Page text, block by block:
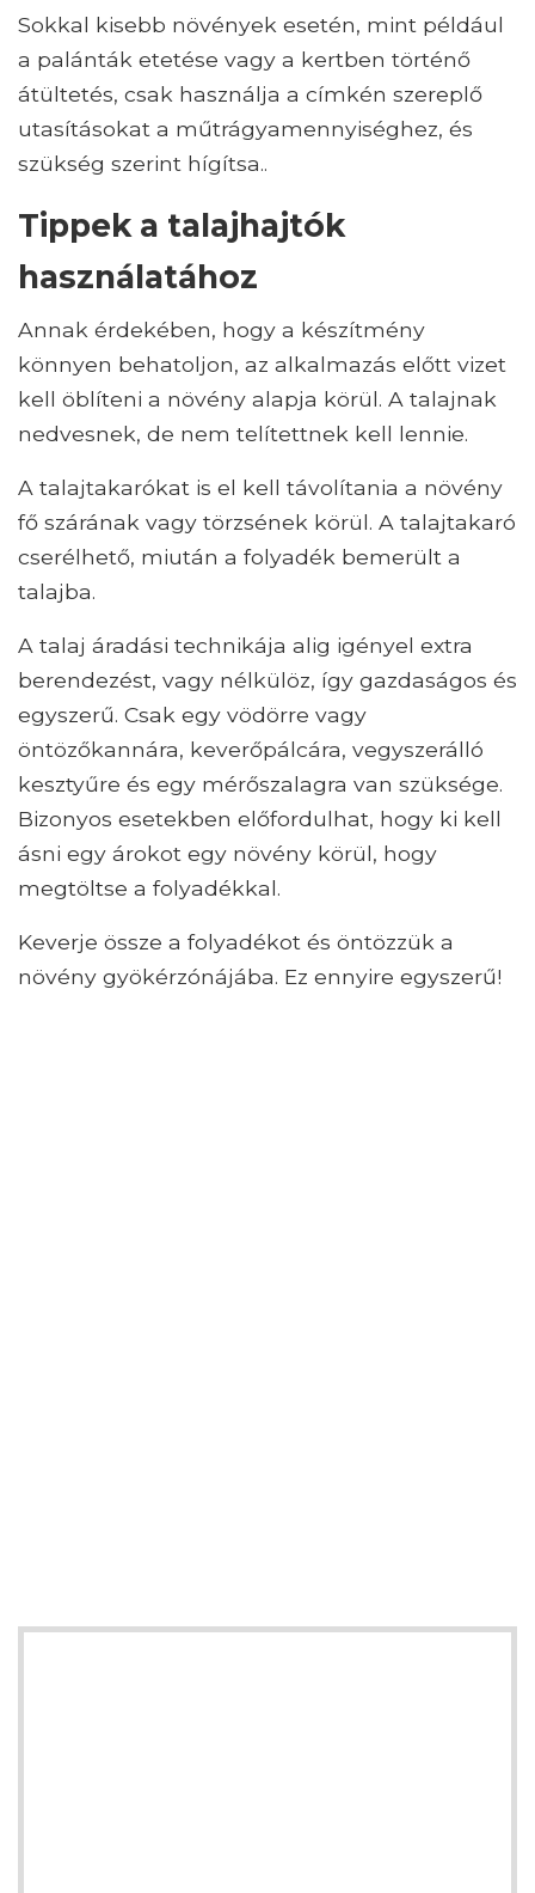
Sokkal kisebb növények esetén, mint például
a palánták etetése vagy a kertben történő
átültetés, csak használja a címkén szereplő
utasításokat a műtrágyamennyiséghez, és
szükség szerint hígítsa..
Tippek a talajhajtók
használatához
Annak érdekében, hogy a készítmény
könnyen behatoljon, az alkalmazás előtt vizet
kell öblíteni a növény alapja körül. A talajnak
nedvesnek, de nem telítettnek kell lennie.
A talajtakarókat is el kell távolítania a növény
fő szárának vagy törzsének körül. A talajtakaró
cserélhető, miután a folyadék bemerült a
talajba.
A talaj áradási technikája alig igényel extra
berendezést, vagy nélkülöz, így gazdaságos és
egyszerű. Csak egy vödörre vagy
öntözőkannára, keverőpálcára, vegyszerálló
kesztyűre és egy mérőszalagra van szüksége.
Bizonyos esetekben előfordulhat, hogy ki kell
ásni egy árokot egy növény körül, hogy
megtöltse a folyadékkal.
Keverje össze a folyadékot és öntözzük a
növény gyökérzónájába. Ez ennyire egyszerű!